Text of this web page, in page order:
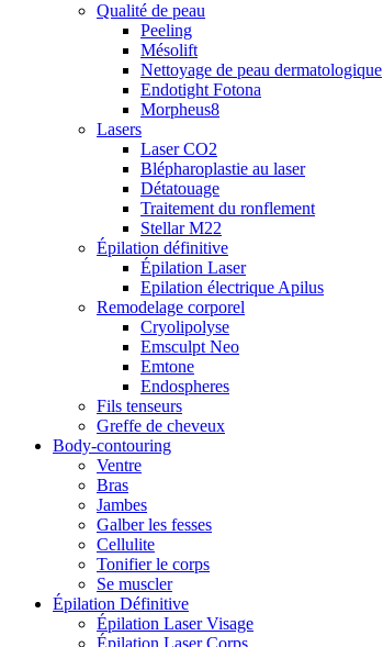
Qualité de peau
Peeling
Mésolift
Nettoyage de peau dermatologique
Endotight Fotona
Morpheus8
Lasers
Laser CO2
Blépharoplastie au laser
Détatouage
Traitement du ronflement
Stellar M22
Épilation définitive
Épilation Laser
Epilation électrique Apilus
Remodelage corporel
Cryolipolyse
Emsculpt Neo
Emtone
Endospheres
Fils tenseurs
Greffe de cheveux
Body-contouring
Ventre
Bras
Jambes
Galber les fesses
Cellulite
Tonifier le corps
Se muscler
Épilation Définitive
Épilation Laser Visage
Épilation Laser Corps